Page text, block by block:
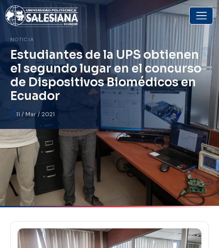
Volver a noticias
NOTICIA
Estudiantes de la UPS obtienen
el segundo lugar en el concurso
de Dispositivos Biomédicos en
Ecuador
11 / Mar / 2021